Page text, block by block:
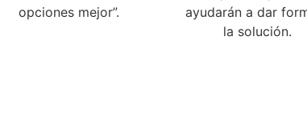
opciones mejor”.
ayudarán a dar
la solución.